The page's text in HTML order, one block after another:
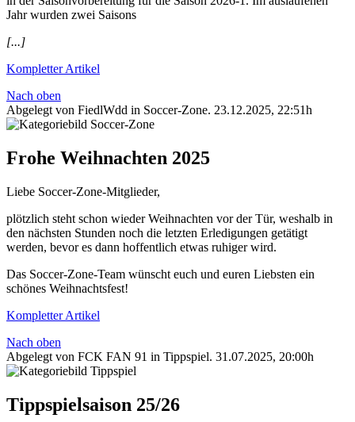
Jahr wurden zwei Saisons
[...]
Kompletter Artikel
Nach oben
Abgelegt von FiedlWdd in Soccer-Zone. 23.12.2025, 22:51h
Frohe Weihnachten 2025
Liebe Soccer-Zone-Mitglieder,
plötzlich steht schon wieder Weihnachten vor der Tür, weshalb in
den nächsten Stunden noch die letzten Erledigungen getätigt
werden, bevor es dann hoffentlich etwas ruhiger wird.
Das Soccer-Zone-Team wünscht euch und euren Liebsten ein
schönes Weihnachtsfest!
Kompletter Artikel
Nach oben
Abgelegt von FCK FAN 91 in Tippspiel. 31.07.2025, 20:00h
Tippspielsaison 25/26